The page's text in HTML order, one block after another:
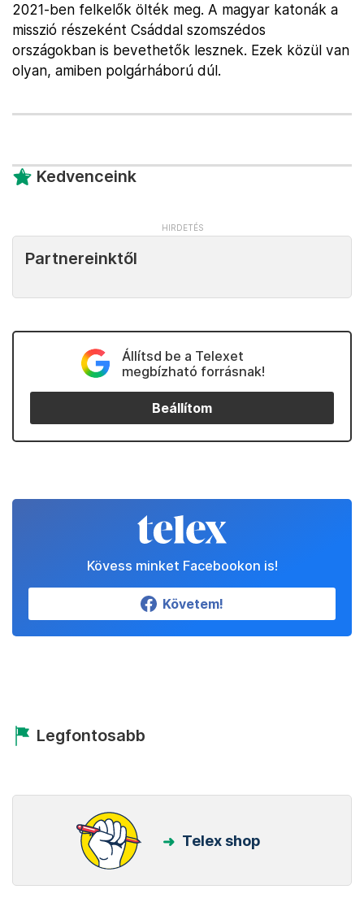
2021-ben felkelők ölték meg. A magyar katonák a
misszió részeként Csáddal szomszédos
országokban is bevethetők lesznek. Ezek közül van
olyan, amiben polgárháború dúl.
Kedvenceink
Partnereinktől
Állítsd be a Telexet
megbízható forrásnak!
Beállítom
Kövess minket Facebookon is!
Követem!
Legfontosabb
Telex shop